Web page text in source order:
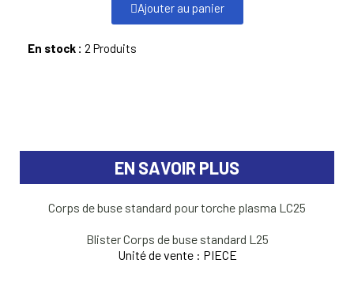
Ajouter au panier
En stock : 2 Produits
EN SAVOIR PLUS
Corps de buse standard pour torche plasma LC25
Blister Corps de buse standard L25
Unité de vente : PIECE